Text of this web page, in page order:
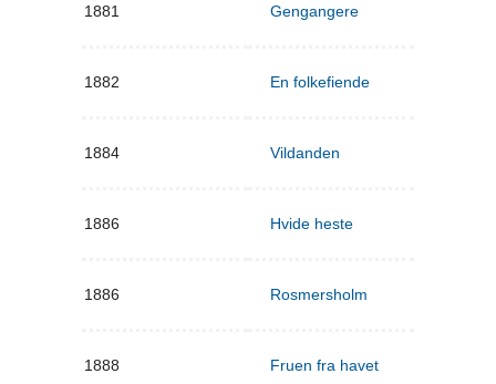
1881 Gengangere
1882 En folkefiende
1884 Vildanden
1886 Hvide heste
1886 Rosmersholm
1888 Fruen fra havet